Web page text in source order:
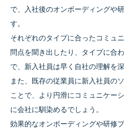
で、入社後のオンボーディングや
す。
それぞれのタイプに合ったコミュ
問点を聞き出したり、タイプに合
で、新入社員は早く自社の理解を深
また、既存の従業員に新入社員の
ことで、より円滑にコミュニケー
に会社に馴染めるでしょう。
効果的なオンボーディングや研修